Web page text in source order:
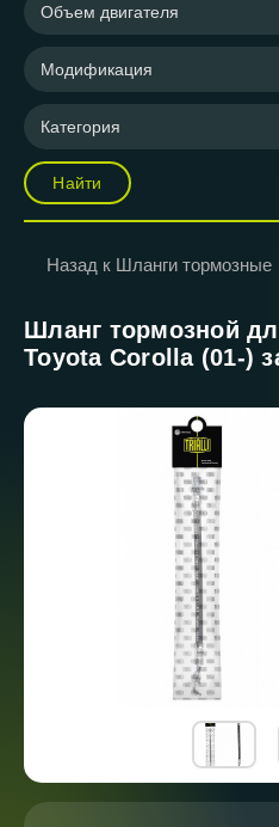
Объем двигателя
Модификация
Категория
Найти
Назад к Шланги тормозные
Шланг тормозной
Toyota Corolla (01-)